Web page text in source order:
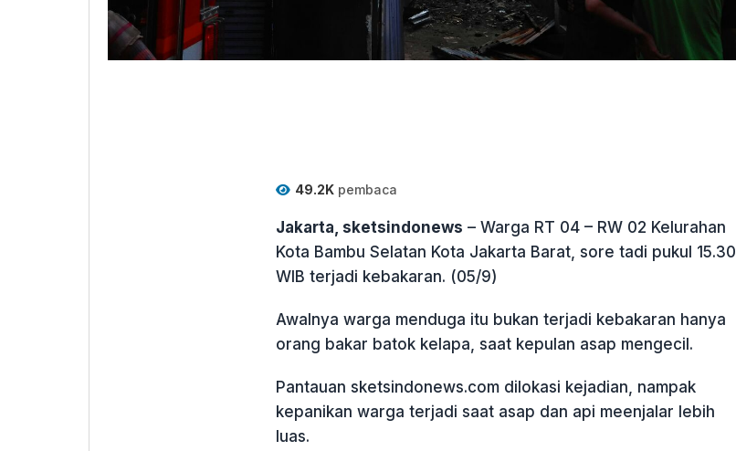
49.2Kpembaca
Jakarta, sketsindonews – Warga RT 04 – RW 02 Kelurahan
Kota Bambu Selatan Kota Jakarta Barat, sore tadi pukul 15.30
WIB terjadi kebakaran. (05/9)
Awalnya warga menduga itu bukan terjadi kebakaran hanya
orang bakar batok kelapa, saat kepulan asap mengecil.
Pantauan sketsindonews.com dilokasi kejadian, nampak
kepanikan warga terjadi saat asap dan api meenjalar lebih
luas.